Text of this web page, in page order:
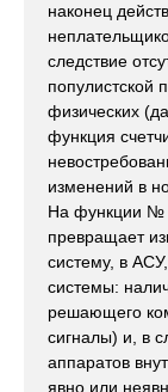
наконец
следствие
популистской
физических
функция
изменений в
На функции №
превращает
систему, в
системы:
решающего
сигналы) и, в
аппаратов
явно или